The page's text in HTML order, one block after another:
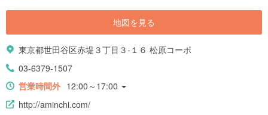
地図を見る
東京都世田谷区赤堤３丁目３-１６ 松原コーポ
03-6379-1507
営業時間外 12:00～17:00
http://aminchi.com/